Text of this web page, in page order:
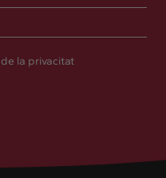
la privacitat